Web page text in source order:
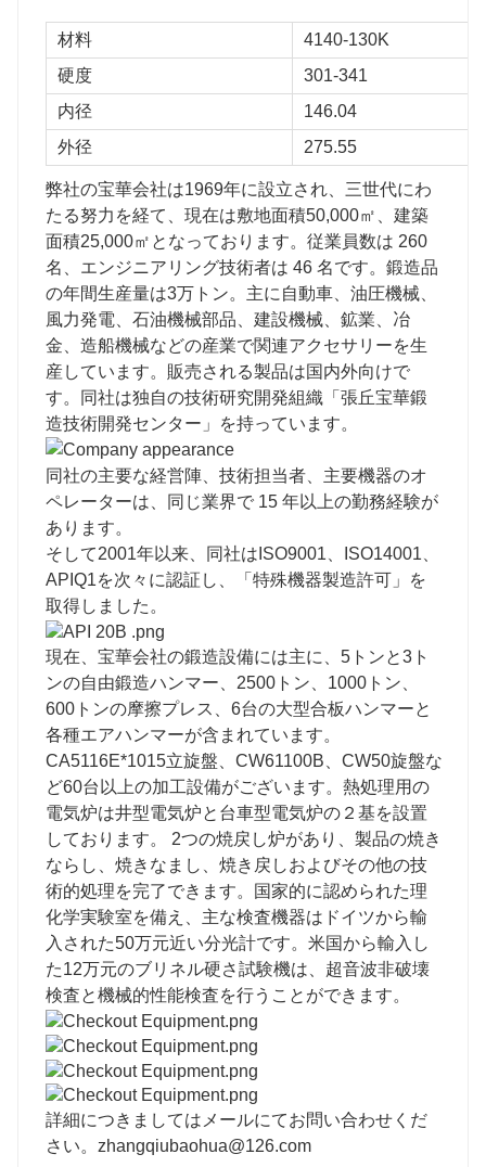
材料
4140-130K
硬度
301-341
内径
146.04
外径
275.55
弊社の宝華会社は1969年に設立され、三世代にわ
たる努力を経て、現在は敷地面積50,000㎡、建築
面積25,000㎡となっております。従業員数は 260
名、エンジニアリング技術者は 46 名です。鍛造品
の年間生産量は3万トン。主に自動車、油圧機械、
風力発電、石油機械部品、建設機械、鉱業、冶
金、造船機械などの産業で関連アクセサリーを生
産しています。販売される製品は国内外向けで
す。同社は独自の技術研究開発組織「張丘宝華鍛
造技術開発センター」を持っています。
同社の主要な経営陣、技術担当者、主要機器のオ
ペレーターは、同じ業界で 15 年以上の勤務経験が
あります。
そして2001年以来、同社はISO9001、ISO14001、
APIQ1を次々に認証し、「特殊機器製造許可」を
取得しました。
現在、宝華会社の鍛造設備には主に、5トンと3ト
ンの自由鍛造ハンマー、2500トン、1000トン、
600トンの摩擦プレス、6台の大型合板ハンマーと
各種エアハンマーが含まれています。
CA5116E*1015立旋盤、CW61100B、CW50旋盤な
ど60台以上の加工設備がございます。熱処理用の
電気炉は井型電気炉と台車型電気炉の２基を設置
しております。 2つの焼戻し炉があり、製品の焼き
ならし、焼きなまし、焼き戻しおよびその他の技
術的処理を完了できます。国家的に認められた理
化学実験室を備え、主な検査機器はドイツから輸
入された50万元近い分光計です。米国から輸入し
た12万元のブリネル硬さ試験機は、超音波非破壊
検査と機械的性能検査を行うことができます。
詳細につきましてはメールにてお問い合わせくだ
さい。 zhangqiubaohua@126.com